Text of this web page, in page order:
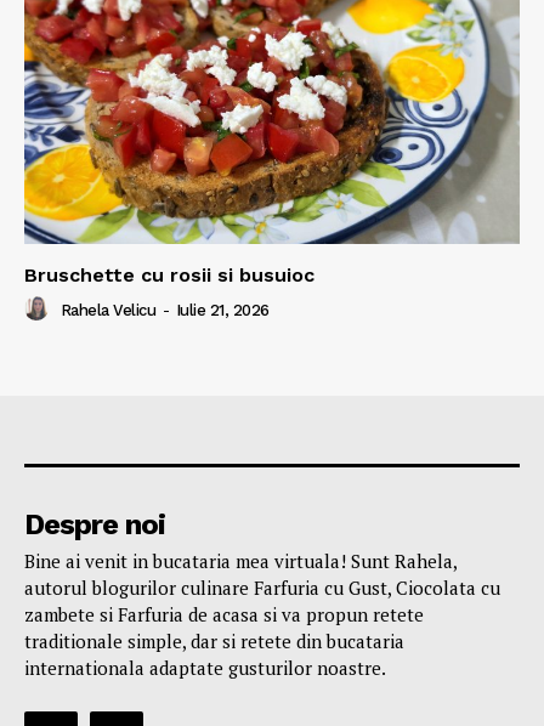
Bruschette cu rosii si busuioc
Rahela Velicu - Iulie 21, 2026
Despre noi
Bine ai venit in bucataria mea virtuala! Sunt Rahela,
autorul blogurilor culinare Farfuria cu Gust, Ciocolata cu
zambete si Farfuria de acasa si va propun retete
traditionale simple, dar si retete din bucataria
internationala adaptate gusturilor noastre.